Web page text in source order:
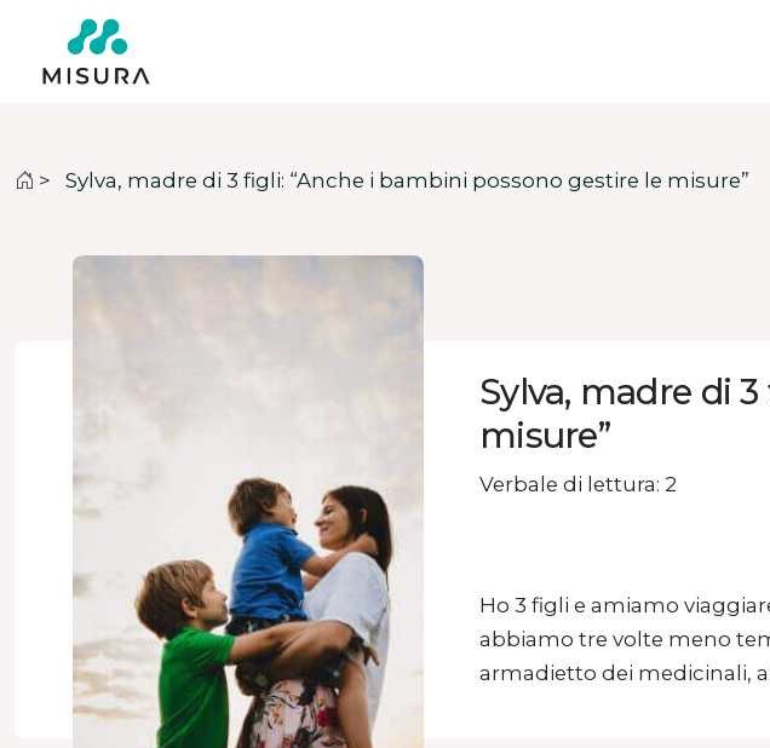
> Sylva, madre di 3 figli: “Anche i bambini possono gestire le misure”
Sylva, madre di
misure”
Verbale di lettura: 2
Ho 3 figli e amiamo
abbiamo tre volte meno
armadietto dei medicinali,